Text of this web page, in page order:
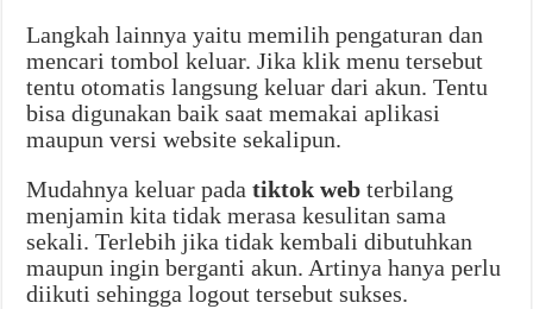
Langkah lainnya yaitu memilih pengaturan dan
mencari tombol keluar. Jika klik menu tersebut
tentu otomatis langsung keluar dari akun. Tentu
bisa digunakan baik saat memakai aplikasi
maupun versi website sekalipun.
Mudahnya keluar padatiktok webterbilang
menjamin kita tidak merasa kesulitan sama
sekali. Terlebih jika tidak kembali dibutuhkan
maupun ingin berganti akun. Artinya hanya perlu
diikuti sehingga logout tersebut sukses.